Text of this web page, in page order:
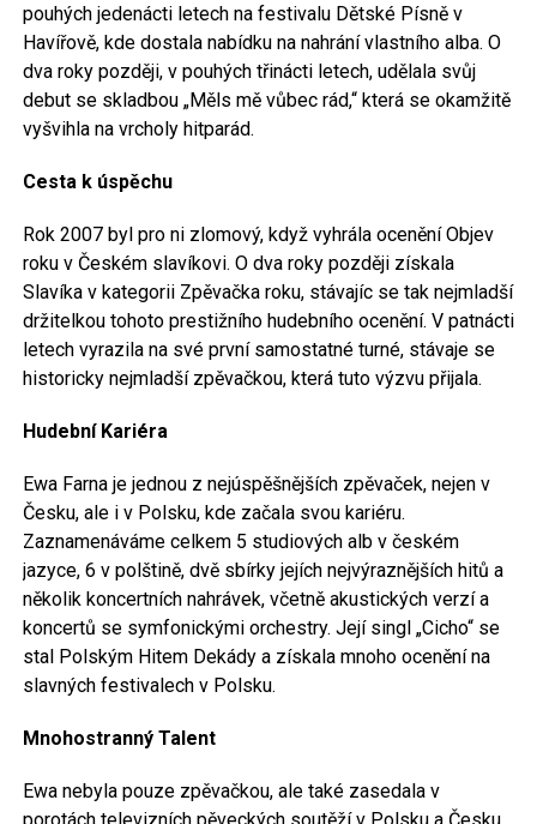
pouhých jedenácti letech na festivalu Dětské Písně v
Havířově, kde dostala nabídku na nahrání vlastního alba. O
dva roky později, v pouhých třinácti letech, udělala svůj
debut se skladbou „Měls mě vůbec rád,“ která se okamžitě
vyšvihla na vrcholy hitparád.
Cesta k úspěchu
Rok 2007 byl pro ni zlomový, když vyhrála ocenění Objev
roku v Českém slavíkovi. O dva roky později získala
Slavíka v kategorii Zpěvačka roku, stávajíc se tak nejmladší
držitelkou tohoto prestižního hudebního ocenění. V patnácti
letech vyrazila na své první samostatné turné, stávaje se
historicky nejmladší zpěvačkou, která tuto výzvu přijala.
Hudební Kariéra
Ewa Farna je jednou z nejúspěšnějších zpěvaček, nejen v
Česku, ale i v Polsku, kde začala svou kariéru.
Zaznamenáváme celkem 5 studiových alb v českém
jazyce, 6 v polštině, dvě sbírky jejích nejvýraznějších hitů a
několik koncertních nahrávek, včetně akustických verzí a
koncertů se symfonickými orchestry. Její singl „Cicho“ se
stal Polským Hitem Dekády a získala mnoho ocenění na
slavných festivalech v Polsku.
Mnohostranný Talent
Ewa nebyla pouze zpěvačkou, ale také zasedala v